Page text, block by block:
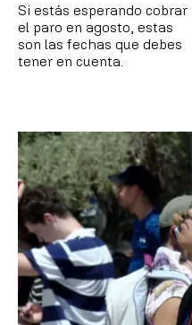
Si estás esperando cobrar
el paro en agosto, estas
son las fechas que debes
tener en cuenta.